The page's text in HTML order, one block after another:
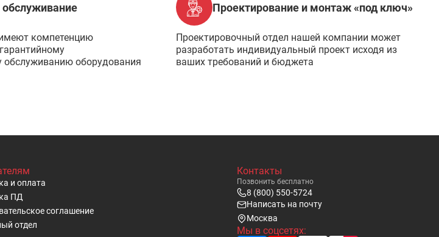
компетенцию
обслуживанию оборудования
Проектирование и монтаж «под ключ»
Проектировочный отдел нашей компании может
разработать индивидуальный проект исходя из
ваших требований и бюджета
и оплата
ПД
cоглашение
отдел
Контакты
Позвонить бесплатно
8 (800) 550-5724
Написать на почту
Москва
Мы в соцсетях: